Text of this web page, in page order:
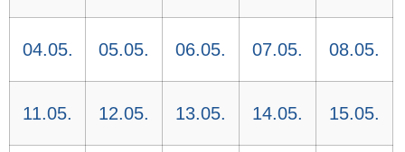
04.05. 05.05. 06.05. 07.05. 08.05.
11.05. 12.05. 13.05. 14.05. 15.05.